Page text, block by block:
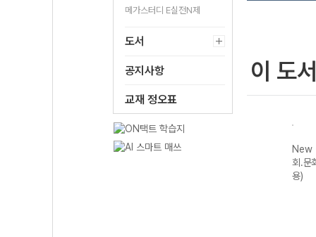
메가스터디 E실전N제
도서
공지사항
교재 정오표
이 도
New
회.문
용)